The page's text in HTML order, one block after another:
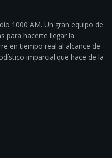
1000 AM. Un gran equipo de
para hacerte llegar la
en tiempo real al alcance de
imparcial que hace de la